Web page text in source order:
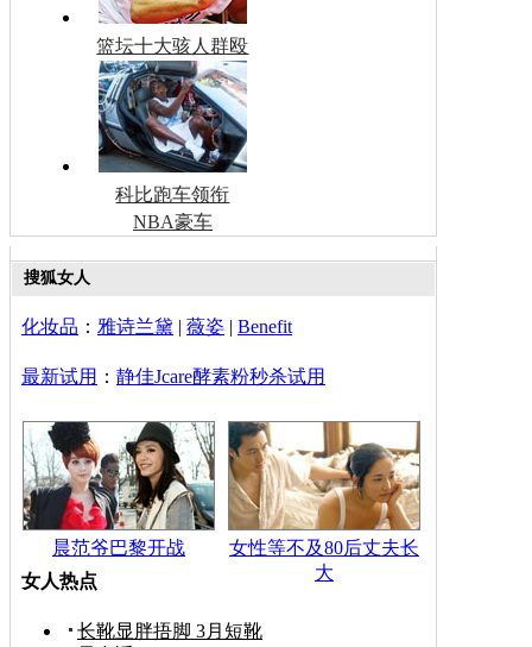
篮坛十大骇人群殴
科比跑车领衔
NBA豪车
搜狐女人
化妆品 ： 雅诗兰黛 | 薇姿 | Benefit
最新试用 ： 静佳Jcare酵素粉秒杀试用
晨范爷巴黎开战
女性等不及80后丈夫长
大
女人热点
长靴显胖捂脚 3月短靴